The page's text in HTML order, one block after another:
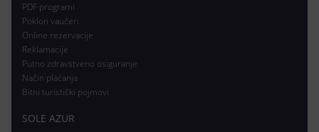
PDF programi
Poklon vaučeri
Online rezervacije
Reklamacije
Putno zdravstveno osiguranje
Način plaćanja
Bitni turistički pojmovi
SOLE AZUR